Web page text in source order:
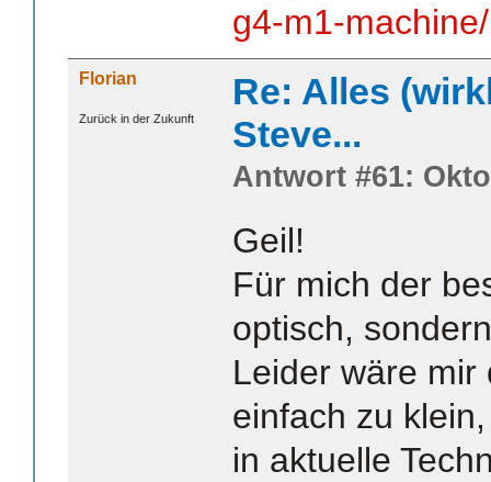
g4-m1-machine/
Florian
Zurück in der Zukunft
Re: Alles
Steve...
Antwort #61:
Geil!
Für mich der
optisch,
Leider wäre mir
einfach zu
in aktuelle